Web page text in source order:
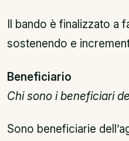
Il bando è finalizzato
sostenendo e
Beneficiario
Chi sono i beneficiari
Sono beneficiarie